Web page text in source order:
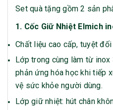
Set quà tặng gồm 2 sản
1. Cốc Giữ Nhiệt Elmich
Chất liệu cao cấp, tuyệt
Lớp trong cùng làm từ
phản ứng hóa học khi tiếp
vệ sức khỏe người dùng.
Lớp giữ nhiệt: hút chân